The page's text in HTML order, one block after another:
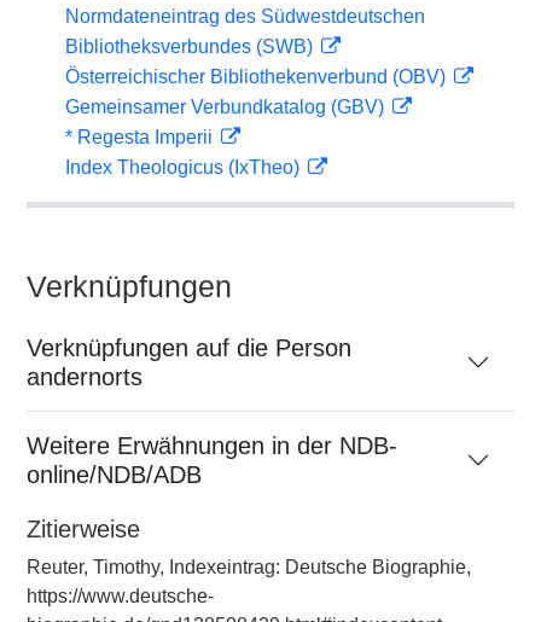
Normdateneintrag des Südwestdeutschen
Bibliotheksverbundes (SWB)
Österreichischer Bibliothekenverbund (OBV)
Gemeinsamer Verbundkatalog (GBV)
* Regesta Imperii
Index Theologicus (IxTheo)
Verknüpfungen
Verknüpfungen auf die Person
andernorts
Weitere Erwähnungen in der NDB-
online/NDB/ADB
Zitierweise
Reuter, Timothy, Indexeintrag: Deutsche Biographie,
https://www.deutsche-